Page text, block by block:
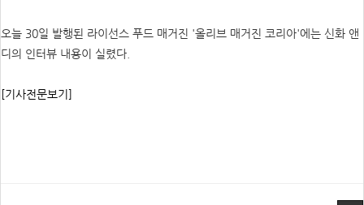
오늘 30일 발행된 라이선스 푸드 매거진 '올리브 매거진 코리아'에는 신화 앤
디의 인터뷰 내용이 실렸다.
[기사전문보기]